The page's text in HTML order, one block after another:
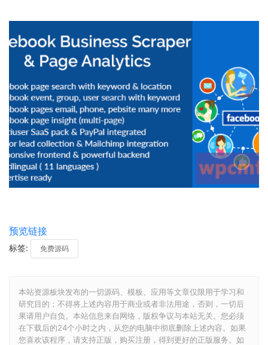
预览链接
标签: 免费源码
本站资源板块发布的一切源码、模板、应用等文章仅限用于学习和
研究目的；不得将上述内容用于商业或者非法用途，否则，一切后
果请用户自负。本站信息来自网络，版权争议与本站无关。您必须
在下载后的24个小时之内，从您的电脑中彻底删除上述内容。如果
您喜欢该程序，请支持正版，购买注册，得到更好的正版服务。如